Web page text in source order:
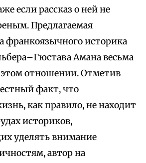
если рассказ о ней не
Предлагаемая
франкоязычного историка
Амана весьма
этом отношении. Отметив
факт, что
как правило, не находит
историков,
уделять внимание
автор на